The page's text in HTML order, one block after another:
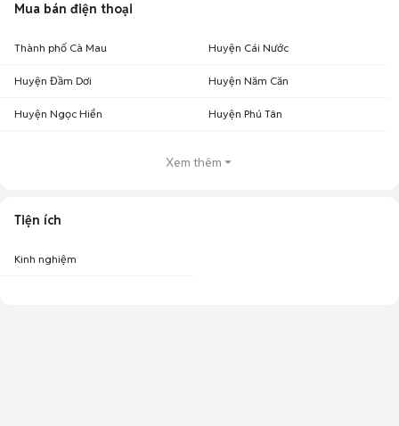
Mua bán điện thoại
Thành phố Cà Mau Huyện Cái Nước
Huyện Đầm Dơi Huyện Năm Căn
Huyện Ngọc Hiển Huyện Phú Tân
Xem thêm
Tiện ích
Kinh nghiệm